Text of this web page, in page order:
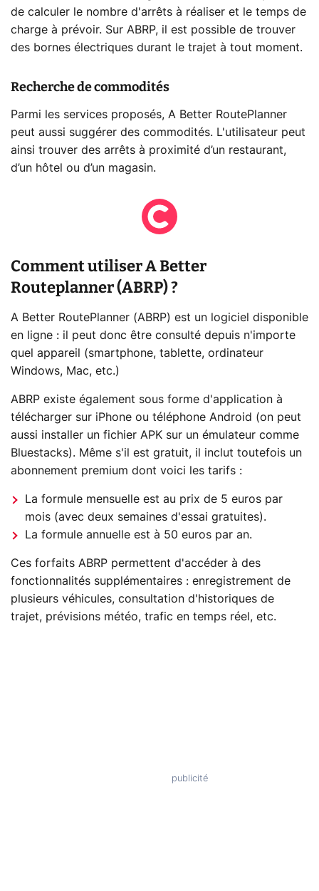
de calculer le nombre d'arrêts à réaliser et le temps de
charge à prévoir. Sur ABRP, il est possible de trouver
des bornes électriques durant le trajet à tout moment.
Recherche de commodités
Parmi les services proposés, A Better RoutePlanner
peut aussi suggérer des commodités. L'utilisateur peut
ainsi trouver des arrêts à proximité d’un restaurant,
d’un hôtel ou d’un magasin.
Comment utiliser A Better
Routeplanner (ABRP) ?
A Better RoutePlanner (ABRP) est un logiciel disponible
en ligne : il peut donc être consulté depuis n'importe
quel appareil (smartphone, tablette, ordinateur
Windows, Mac, etc.)
ABRP existe également sous forme d'application à
télécharger sur iPhone ou téléphone Android (on peut
aussi installer un fichier APK sur un émulateur comme
Bluestacks). Même s'il est gratuit, il inclut toutefois un
abonnement premium dont voici les tarifs :
La formule mensuelle est au prix de 5 euros par
mois (avec deux semaines d'essai gratuites).
La formule annuelle est à 50 euros par an.
Ces forfaits ABRP permettent d'accéder à des
fonctionnalités supplémentaires : enregistrement de
plusieurs véhicules, consultation d'historiques de
trajet, prévisions météo, trafic en temps réel, etc.